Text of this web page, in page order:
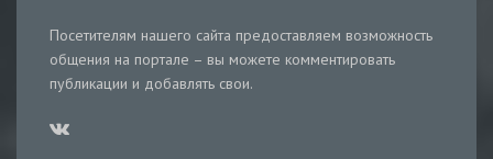
Посетителям нашего сайта предоставляем возможность
общения на портале – вы можете комментировать
публикации и добавлять свои.